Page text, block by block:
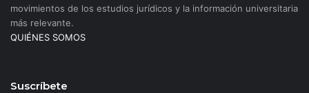
movimientos de los estudios jurídicos y la información universitaria
más relevante.
QUIÉNES SOMOS
Suscríbete